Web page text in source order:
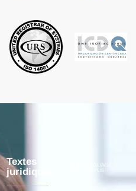
Textes
juridiques